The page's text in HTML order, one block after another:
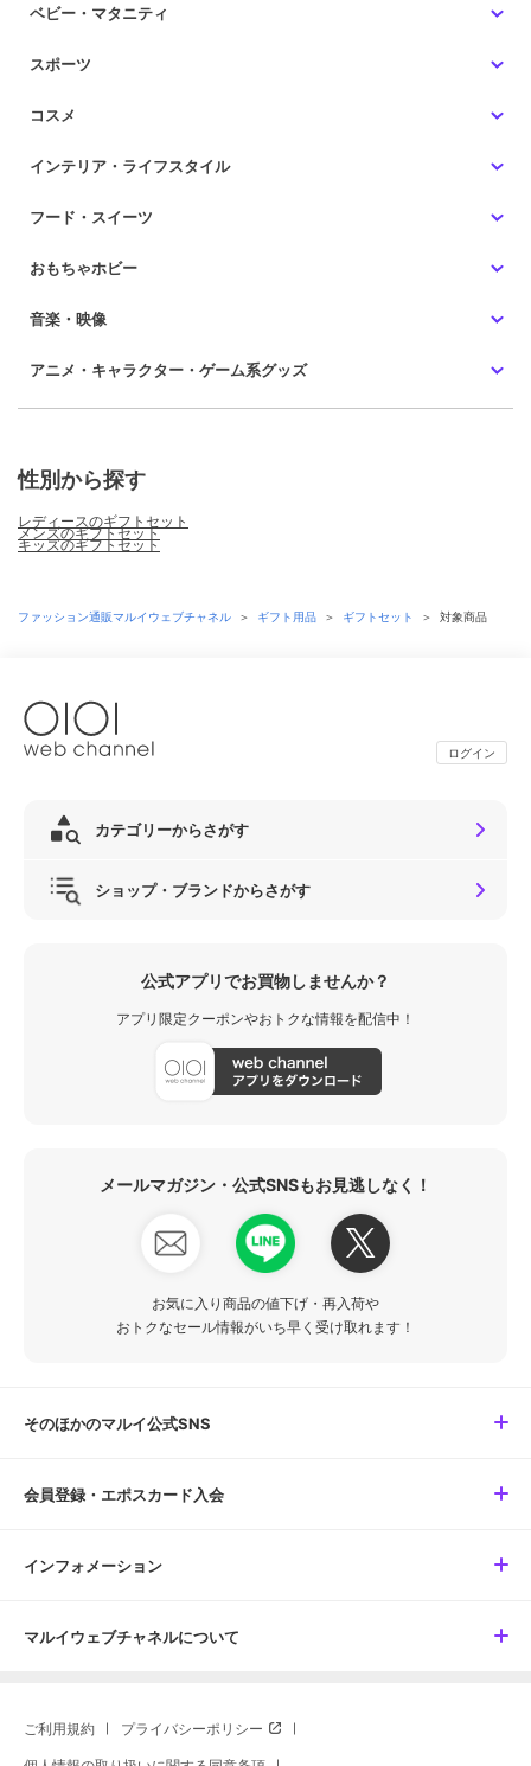
ベビー・マタニティ
スポーツ
コスメ
インテリア・ライフスタイル
フード・スイーツ
おもちゃホビー
音楽・映像
アニメ・キャラクター・ゲーム系グッズ
性別から探す
レディースのギフトセット
メンズのギフトセット
キッズのギフトセット
ファッション通販マルイウェブチャネル ＞ ギフト用品 ＞ ギフトセット ＞ 対象商品
ログイン
カテゴリーからさがす
ショップ・ブランドからさがす
公式アプリでお買物しませんか？
アプリ限定クーポンやおトクな情報を配信中！
メールマガジン・公式SNSもお見逃しなく！
お気に入り商品の値下げ・再入荷や
おトクなセール情報がいち早く受け取れます！
そのほかのマルイ公式SNS
会員登録・エポスカード入会
インフォメーション
マルイウェブチャネルについて
ご利用規約 プライバシーポリシー